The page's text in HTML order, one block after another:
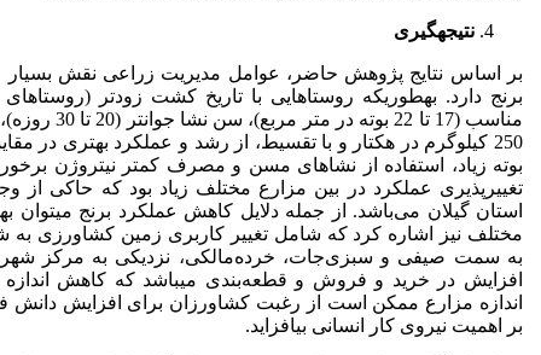
نتیجه­گیری
بر اساس نتایج پژوهش حاضر، عوامل مدیریت زراعی نقش
برنج دارد. به­طوری­که روستاهایی با تاریخ کشت زودتر
250 کیلوگرم در هکتار و با تقسیط، از رشد و عملکرد بهتری در
بوته زیاد، استفاده از نشاهای مسن و مصرف کمتر نیتروژن
تغییرپذیری عملکرد در بین مزارع مختلف زیاد بود که حاکی از
استان گیلان می‌باشد. از جمله دلایل کاهش عملکرد برنج می­توان
مختلف نیز اشاره کرد که شامل تغییر کاربری زمین کشاورزی به
به سمت صیفی و سبزی‌جات، خرده‌مالکی، نزدیکی به مرکز
افزایش در خرید و فروش و قطعه‌بندی می­باشد که کاهش اندازه
اندازه مزارع ممکن است از رغبت کشاورزان برای افزایش دانش
بر اهمیت نیروی کار انسانی بیافزاید.